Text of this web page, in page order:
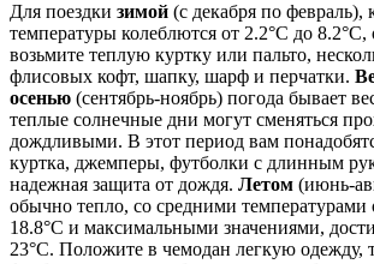
Для поездки зимой (с декабря по февраль),
температуры колеблются от 2.2°C до 8.2°C,
возьмите теплую куртку или пальто,
флисовых кофт, шапку, шарф и перчатки.
осенью (сентябрь-ноябрь) погода бывает
теплые солнечные дни могут сменяться
дождливыми. В этот период вам
куртка, джемперы, футболки с длинным
надежная защита от дождя. Летом (июнь-
обычно тепло, со средними температурами
18.8°C и максимальными значениями,
23°C. Положите в чемодан легкую одежду,